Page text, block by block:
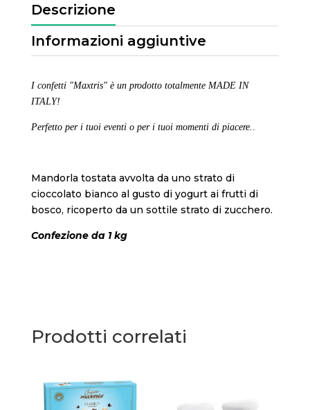
Descrizione
Informazioni aggiuntive
I confetti "Maxtris" è un prodotto totalmente MADE IN
ITALY!
Perfetto per i tuoi eventi o per i tuoi momenti di piacere.
Mandorla tostata avvolta da uno strato di
cioccolato bianco al gusto di yogurt ai frutti di
bosco, ricoperto da un sottile strato di zucchero.
Confezione da 1 kg
Prodotti correlati